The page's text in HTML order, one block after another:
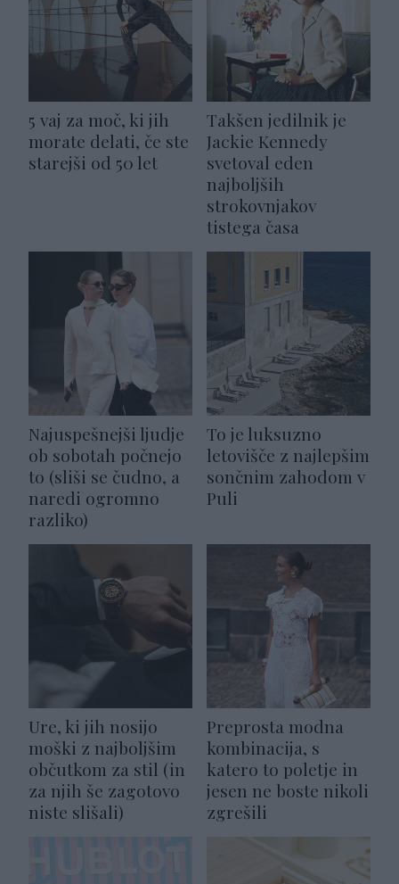
5 vaj za moč, ki jih
morate delati, če ste
starejši od 50 let
Takšen jedilnik je
Jackie Kennedy
svetoval eden
najboljših
strokovnjakov
tistega časa
Najuspešnejši ljudje
ob sobotah počnejo
to (sliši se čudno, a
naredi ogromno
razliko)
To je luksuzno
letovišče z najlepšim
sončnim zahodom v
Puli
Ure, ki jih nosijo
moški z najboljšim
občutkom za stil (in
za njih še zagotovo
niste slišali)
Preprosta modna
kombinacija, s
katero to poletje in
jesen ne boste nikoli
zgrešili